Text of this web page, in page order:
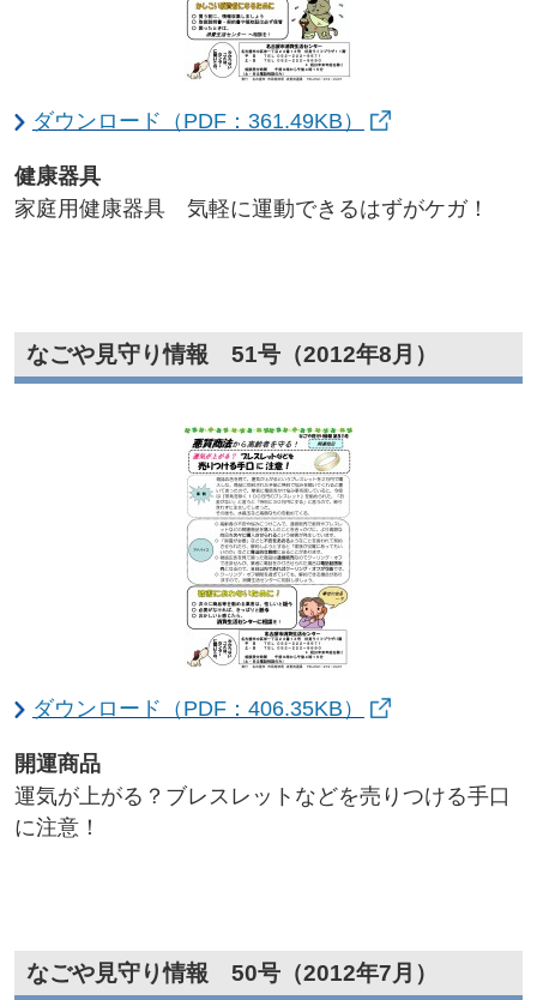
ダウンロード（PDF：361.49KB）
健康器具
家庭用健康器具 気軽に運動できるはずがケガ！
なごや見守り情報 51号（2012年8月）
ダウンロード（PDF：406.35KB）
開運商品​
運気が上がる？ブレスレットなどを売りつける手口
に注意！
なごや見守り情報 50号（2012年7月）